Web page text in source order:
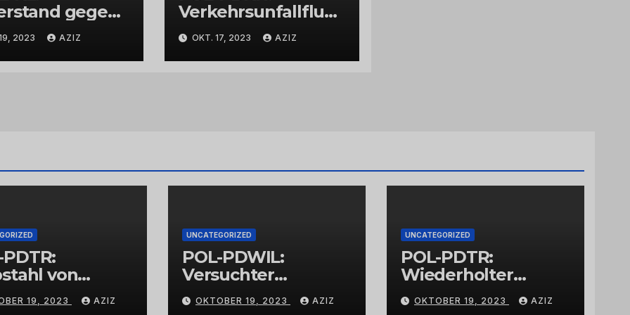
gegen
2023 AZIZ
Verkehrsunfallfluch
t nach
Abbiegevorgang
OKT. 17, 2023 AZIZ
PDTR:
von
19, 2023 AZIZ
UNCATEGORIZED
POL-PDWIL:
Versuchter
Einbruch im
Gewerbegebiet
OKTOBER 19, 2023 AZIZ
UNCATEGORIZED
POL-PDTR:
Wiederholter
Aufbruch des
Automaten am
OKTOBER 19, 2023 AZIZ